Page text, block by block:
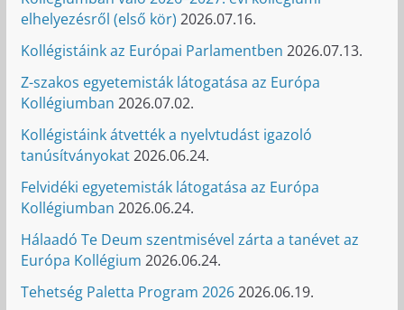
elhelyezésről (első kör) 2026.07.16.
Kollégistáink az Európai Parlamentben 2026.07.13.
Z-szakos egyetemisták látogatása az Európa
Kollégiumban 2026.07.02.
Kollégistáink átvették a nyelvtudást igazoló
tanúsítványokat2026.06.24.
Felvidéki egyetemisták látogatása az Európa
Kollégiumban 2026.06.24.
Hálaadó Te Deum szentmisével zárta a tanévet az
Európa Kollégium 2026.06.24.
Tehetség Paletta Program 20262026.06.19.